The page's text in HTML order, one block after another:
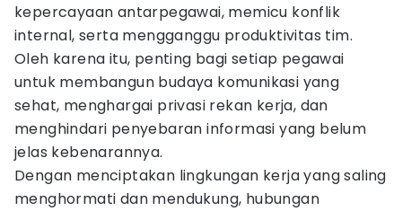
kepercayaan antarpegawai, memicu konflik
internal, serta mengganggu produktivitas tim.
Oleh karena itu, penting bagi setiap pegawai
untuk membangun budaya komunikasi yang
sehat, menghargai privasi rekan kerja, dan
menghindari penyebaran informasi yang belum
jelas kebenarannya.
Dengan menciptakan lingkungan kerja yang saling
menghormati dan mendukung, hubungan